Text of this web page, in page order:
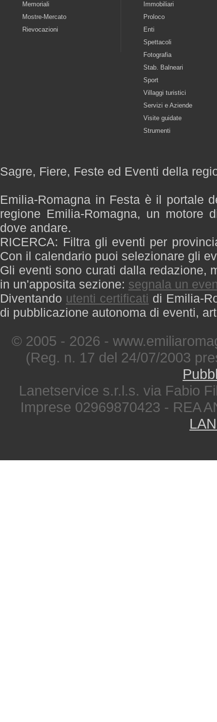
Memoriali
Mostre-Mercato
Rievocazioni
Immobiliari
Proloco
Enti
Spettacoli
Fotografia
Stab. Balneari
Sport
Villaggi turistici
Servizi e Aziende
Visite guidate
Strumenti
Sagre, Fiere, Feste ed Eventi della
Emilia-Romagna in Festa è il portale
regione Emilia-Romagna, un motore
dove andare.
RICERCA: Filtra gli eventi per
Con il calendario puoi selezionare gli
Gli eventi sono curati dalla redazione,
in un'apposita sezione: segnala un
Diventando utenti certificati di Emilia-
di pubblicazione autonoma di eventi,
© 2005 - 2026 -
(Reg. n. 17 del 24/07/2003
Lanetservice s.r.l.s. via Fabio
Imprese 02969870423 - REA